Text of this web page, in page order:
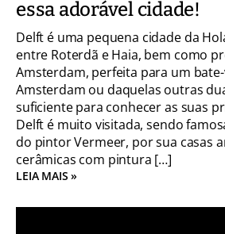
essa adorável cidade!
Delft é uma pequena cidade da
entre Roterdã e Haia, bem como
Amsterdam, perfeita para um
Amsterdam ou daquelas outras
suficiente para conhecer as suas
Delft é muito visitada, sendo
do pintor Vermeer, por sua casas
cerâmicas com pintura […]
LEIA MAIS »